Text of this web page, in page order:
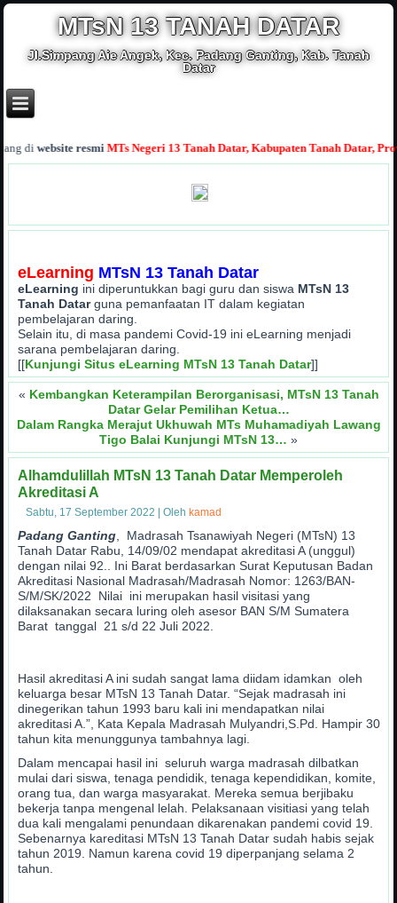
MTsN 13 TANAH DATAR
Jl.Simpang Aie Angek, Kec. Padang Ganting, Kab. Tanah
Datar
diwebsite resmi MTs Negeri 13 Tanah Datar, Kabupaten Tanah Datar,
eLearning MTsN 13 Tanah Datar
eLearning ini diperuntukkan bagi guru dan siswa MTsN 13
Tanah Datarguna pemanfaatan IT dalam kegiatan
pembelajaran daring.
Selain itu, di masa pandemi Covid-19 ini eLearning menjadi
sarana pembelajaran daring.
[[Kunjungi Situs eLearning MTsN 13 Tanah Datar]]
« Kembangkan Keterampilan Berorganisasi, MTsN 13 Tanah
Datar Gelar Pemilihan Ketua…
Dalam Rangka Merajut Ukhuwah MTs Muhamadiyah Lawang
Tigo Balai Kunjungi MTsN 13… »
Alhamdulillah MTsN 13 Tanah Datar Memperoleh
Akreditasi A
Sabtu, 17 September 2022 |Oleh kamad
Padang Ganting , Madrasah Tsanawiyah Negeri (MTsN) 13
Tanah Datar Rabu, 14/09/02 mendapat akreditasi A (unggul)
dengan nilai 92.. Ini Barat berdasarkan Surat Keputusan Badan
Akreditasi Nasional Madrasah/Madrasah Nomor: 1263/BAN-
S/M/SK/2022 Nilai ini merupakan hasil visitasi yang
dilaksanakan secara luring oleh asesor BAN S/M Sumatera
Barat tanggal 21 s/d 22 Juli 2022.
Hasil akreditasi A ini sudah sangat lama diidam idamkan oleh
keluarga besar MTsN 13 Tanah Datar. “Sejak madrasah ini
dinegerikan tahun 1993 baru kali ini mendapatkan nilai
akreditasi A.”, Kata Kepala Madrasah Mulyandri,S.Pd. Hampir 30
tahun kita menunggunya tambahnya lagi.
Dalam mencapai hasil ini seluruh warga madrasah dilbatkan
mulai dari siswa, tenaga pendidik, tenaga kependidikan, komite,
orang tua, dan warga masyarakat. Mereka semua berjibaku
bekerja tanpa mengenal lelah. Pelaksanaan visitiasi yang telah
dua kali mengalami penundaan dikarenakan pandemi covid 19.
Sebenarnya kareditasi MTsN 13 Tanah Datar sudah habis sejak
tahun 2019. Namun karena covid 19 diperpanjang selama 2
tahun.